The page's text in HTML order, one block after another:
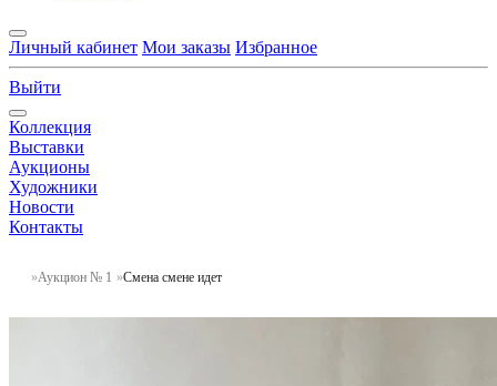
Личный кабинет Мои заказы Избранное
Выйти
Коллекция
Выставки
Аукционы
Художники
Новости
Контакты
Аукцион № 1 Смена смене идет